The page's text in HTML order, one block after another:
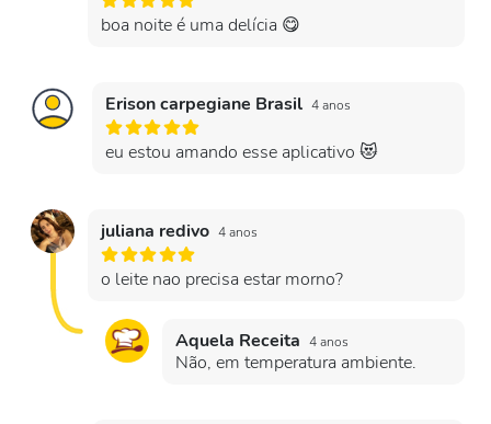
boa noite é uma delícia 😋
Erison carpegiane Brasil 4 anos
eu estou amando esse aplicativo 😻
juliana redivo 4 anos
o leite nao precisa estar morno?
Aquela Receita 4 anos
Não, em temperatura ambiente.